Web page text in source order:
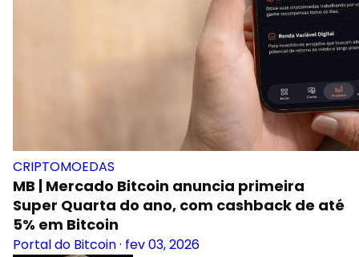
CRIPTOMOEDAS
MB | Mercado Bitcoin anuncia primeira
Super Quarta do ano, com cashback de até
5% em Bitcoin
Portal do Bitcoin· fev 03, 2026